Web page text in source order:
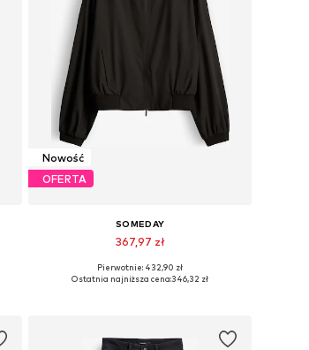
Nowość
OFERTA
SOMEDAY
367,97 zł
Dostępne rozmiary: XS, S, M, L
Pierwotnie: 432,90 zł
Ostatnia najniższa cena:346,32 zł